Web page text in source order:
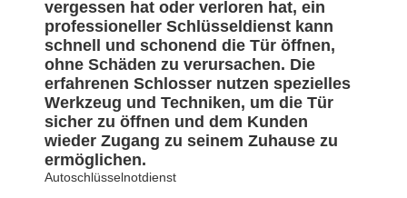
vergessen hat oder verloren hat, ein
professioneller Schlüsseldienst kann
schnell und schonend die Tür öffnen,
ohne Schäden zu verursachen. Die
erfahrenen Schlosser nutzen spezielles
Werkzeug und Techniken, um die Tür
sicher zu öffnen und dem Kunden
wieder Zugang zu seinem Zuhause zu
ermöglichen.
Autoschlüsselnotdienst